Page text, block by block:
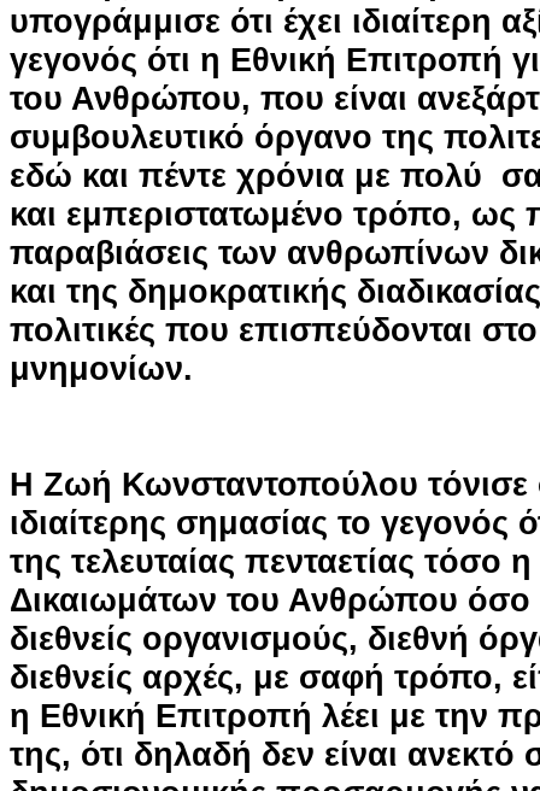
υπογράμμισε ότι έχει ιδιαίτερη
γεγονός ότι η Εθνική Επιτροπή
του Ανθρώπου, που είναι
συμβουλευτικό όργανο της
εδώ και πέντε χρόνια με πολύ
και εμπεριστατωμένο τρόπο, ως
παραβιάσεις των ανθρωπίνων
και της δημοκρατικής
πολιτικές που επισπεύδονται
μνημονίων.
Η Ζωή Κωνσταντοπούλου τόνισε
ιδιαίτερης σημασίας το γεγονός
της τελευταίας πενταετίας τόσο
Δικαιωμάτων του Ανθρώπου όσο
διεθνείς οργανισμούς, διεθνή
διεθνείς αρχές, με σαφή τρόπο,
η Εθνική Επιτροπή λέει με την
της, ότι δηλαδή δεν είναι ανεκτό